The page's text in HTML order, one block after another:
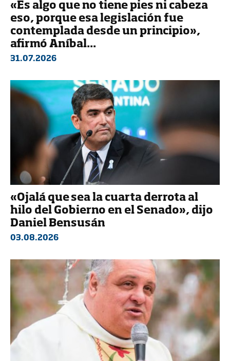
«Es algo que no tiene pies ni cabeza
eso, porque esa legislación fue
contemplada desde un principio»,
afirmó Aníbal...
31.07.2026
«Ojalá que sea la cuarta derrota al
hilo del Gobierno en el Senado», dijo
Daniel Bensusán
03.08.2026